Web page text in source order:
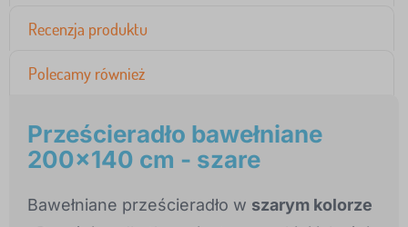
Recenzja produktu
Polecamy również
Prześcieradło bawełniane
200x140 cm - szare
Bawełniane prześcieradło w szarym kolorze